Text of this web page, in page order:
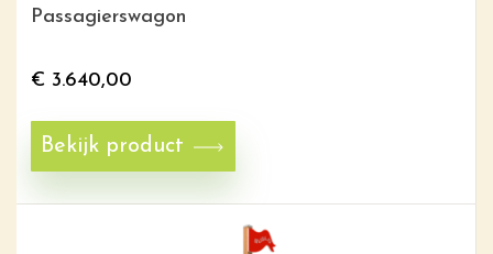
Passagierswagon
€ 3.640,00
Bekijk product